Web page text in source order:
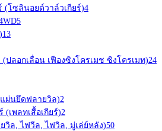
(โซลินอยด์วาล์วเกียร์)4
5
13
(ปลอกเลื่อน เฟืองซิงโครเมช ซิงโครเมท)24
ผ่นยึดฟลายวิล)2
(เพลทเสื้อเกียร์)2
วิล, ไฟวีล, ไฟวิล, มู่เล่ย์หลัง)50